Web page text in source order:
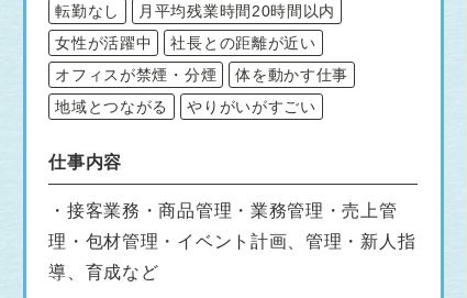
転勤なし
月平均残業時間20時間以内
女性が活躍中
社長との距離が近い
オフィスが禁煙・分煙
体を動かす仕事
地域とつながる
やりがいがすごい
仕事内容
・接客業務・商品管理・業務管理・売上管
理・包材管理・イベント計画、管理・新人指
導、育成など